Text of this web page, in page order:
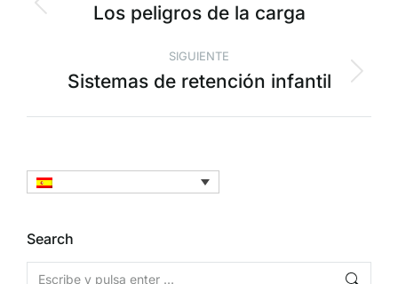
Los peligros de la carga
SIGUIENTE
Sistemas de retención infantil
Search